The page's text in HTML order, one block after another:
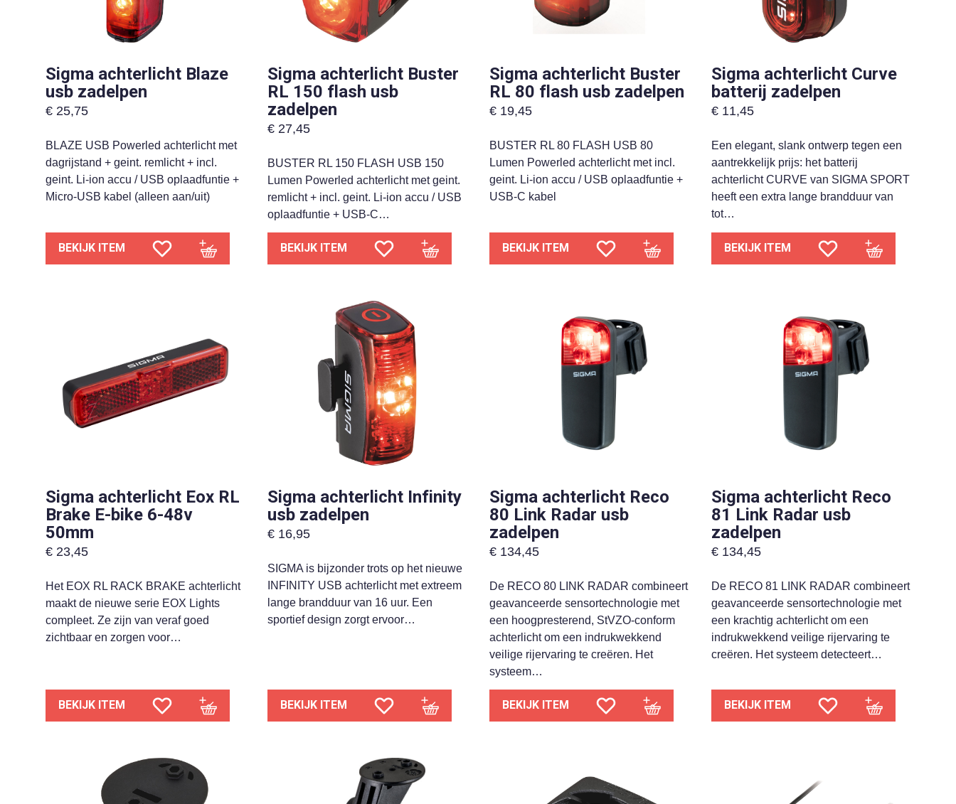
Sigma achterlicht Blaze
usb zadelpen
€ 25,75
BLAZE USB Powerled achterlicht met
dagrijstand + geint. remlicht + incl.
geint. Li-ion accu / USB oplaadfuntie +
Micro-USB kabel (alleen aan/uit)
BEKIJK ITEM
Sigma achterlicht Buster
RL 150 flash usb
zadelpen
€ 27,45
BUSTER RL 150 FLASH USB 150
Lumen Powerled achterlicht met geint.
remlicht + incl. geint. Li-ion accu / USB
oplaadfuntie + USB-C…
BEKIJK ITEM
Sigma achterlicht Buster
RL 80 flash usb zadelpen
€ 19,45
BUSTER RL 80 FLASH USB 80
Lumen Powerled achterlicht met incl.
geint. Li-ion accu / USB oplaadfuntie +
USB-C kabel
BEKIJK ITEM
Sigma achterlicht Curve
batterij zadelpen
€ 11,45
Een elegant, slank ontwerp tegen een
aantrekkelijk prijs: het batterij
achterlicht CURVE van SIGMA SPORT
heeft een extra lange brandduur van
tot…
BEKIJK ITEM
Sigma achterlicht Eox RL
Brake E-bike 6-48v
50mm
€ 23,45
Het EOX RL RACK BRAKE achterlicht
maakt de nieuwe serie EOX Lights
compleet. Ze zijn van veraf goed
zichtbaar en zorgen voor…
BEKIJK ITEM
Sigma achterlicht Infinity
usb zadelpen
€ 16,95
SIGMA is bijzonder trots op het nieuwe
INFINITY USB achterlicht met extreem
lange brandduur van 16 uur. Een
sportief design zorgt ervoor…
BEKIJK ITEM
Sigma achterlicht Reco
80 Link Radar usb
zadelpen
€ 134,45
De RECO 80 LINK RADAR combineert
geavanceerde sensortechnologie met
een hoogpresterend, StVZO-conform
achterlicht om een indrukwekkend
veilige rijervaring te creëren. Het
systeem…
BEKIJK ITEM
Sigma achterlicht Reco
81 Link Radar usb
zadelpen
€ 134,45
De RECO 81 LINK RADAR combineert
geavanceerde sensortechnologie met
een krachtig achterlicht om een
indrukwekkend veilige rijervaring te
creëren. Het systeem detecteert…
BEKIJK ITEM